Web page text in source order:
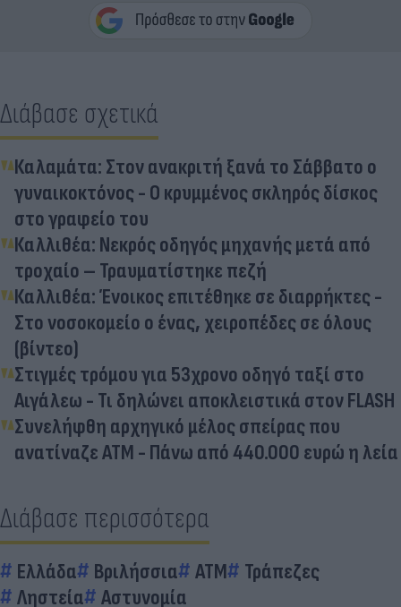
Διάβασε σχετικά
Καλαμάτα: Στον ανακριτή ξανά το Σάββατο ο
γυναικοκτόνος - Ο κρυμμένος σκληρός δίσκος
στο γραφείο του
Καλλιθέα: Νεκρός οδηγός μηχανής μετά από
τροχαίο – Τραυματίστηκε πεζή
Καλλιθέα: Ένοικος επιτέθηκε σε διαρρήκτες -
Στο νοσοκομείο ο ένας, χειροπέδες σε όλους
(βίντεο)
Στιγμές τρόμου για 53χρονο οδηγό ταξί στο
Αιγάλεω - Τι δηλώνει αποκλειστικά στον FLASH
Συνελήφθη αρχηγικό μέλος σπείρας που
ανατίναζε ΑΤΜ - Πάνω από 440.000 ευρώ η λεία
Διάβασε περισσότερα
Ελλάδα Βριλήσσια ΑΤΜ
Τράπεζες
Ληστεία
Αστυνομία